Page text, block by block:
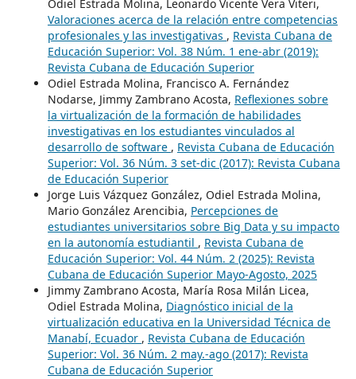
Odiel Estrada Molina, Leonardo Vicente Vera Viteri,
Valoraciones acerca de la relación entre competencias
profesionales y las investigativas , Revista Cubana de
Educación Superior: Vol. 38 Núm. 1 ene-abr (2019):
Revista Cubana de Educación Superior
Odiel Estrada Molina, Francisco A. Fernández
Nodarse, Jimmy Zambrano Acosta, Reflexiones sobre
la virtualización de la formación de habilidades
investigativas en los estudiantes vinculados al
desarrollo de software , Revista Cubana de Educación
Superior: Vol. 36 Núm. 3 set-dic (2017): Revista Cubana
de Educación Superior
Jorge Luis Vázquez González, Odiel Estrada Molina,
Mario González Arencibia, Percepciones de
estudiantes universitarios sobre Big Data y su impacto
en la autonomía estudiantil , Revista Cubana de
Educación Superior: Vol. 44 Núm. 2 (2025): Revista
Cubana de Educación Superior Mayo-Agosto, 2025
Jimmy Zambrano Acosta, María Rosa Milán Licea,
Odiel Estrada Molina, Diagnóstico inicial de la
virtualización educativa en la Universidad Técnica de
Manabí, Ecuador , Revista Cubana de Educación
Superior: Vol. 36 Núm. 2 may.-ago (2017): Revista
Cubana de Educación Superior